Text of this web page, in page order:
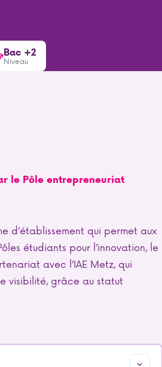
Bac +2
Niveau
le Pôle entrepreneuriat
d’établissement qui permet aux
étudiants pour l’innovation, le
avec l’IAE Metz, qui
visibilité, grâce au statut